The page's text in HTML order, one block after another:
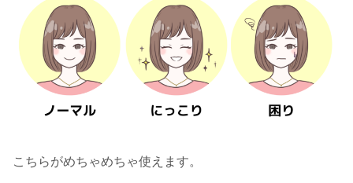
こちらがめちゃめちゃ使えます。